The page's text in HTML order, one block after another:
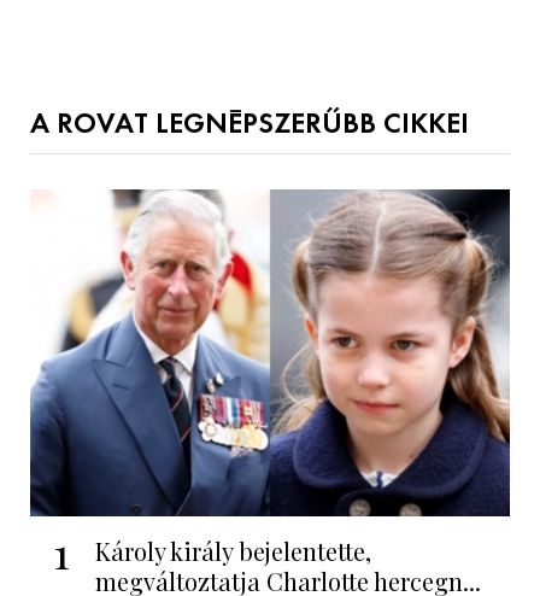
A ROVAT LEGNÉPSZERŰBB CIKKEI
1
Károly király bejelentette,
megváltoztatja Charlotte hercegn...